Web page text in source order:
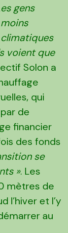
gens
climatiques
voient que
Solon a
qui
de
financier
des fonds
se
». Les
mètres de
l’hiver et l’y
au